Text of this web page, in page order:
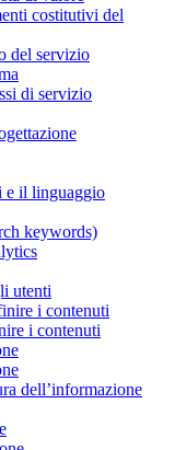
costitutivi del
del servizio
di servizio
e il linguaggio
keywords)
utenti
i contenuti
i contenuti
dell’informazione